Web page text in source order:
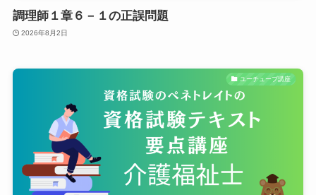
調理師１章６－１の正誤問題
2026年8月2日
ユーチューブ講座